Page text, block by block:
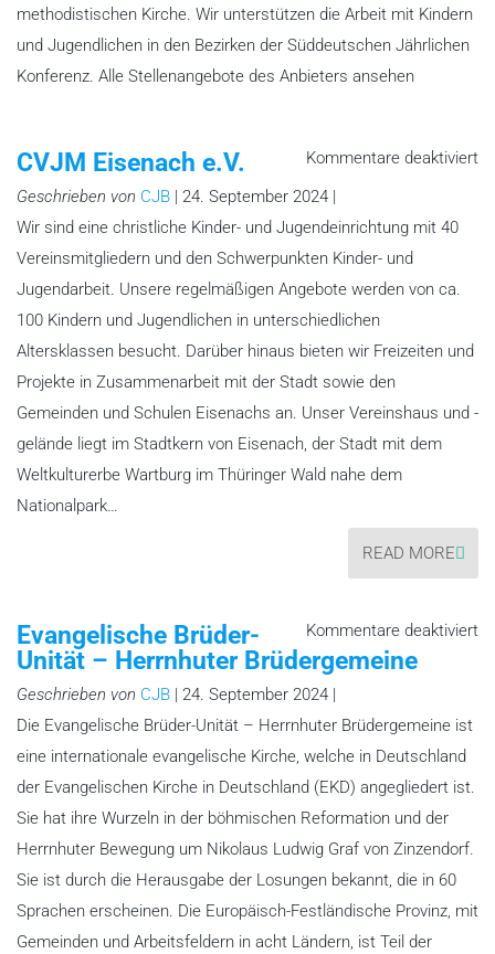
methodistischen Kirche. Wir unterstützen die Arbeit mit Kindern
und Jugendlichen in den Bezirken der Süddeutschen Jährlichen
Konferenz. Alle Stellenangebote des Anbieters ansehen
Kommentare deaktiviert
CVJM Eisenach e.V.
Geschrieben von CJB | 24. September 2024 |
Wir sind eine christliche Kinder- und Jugendeinrichtung mit 40
Vereinsmitgliedern und den Schwerpunkten Kinder- und
Jugendarbeit. Unsere regelmäßigen Angebote werden von ca.
100 Kindern und Jugendlichen in unterschiedlichen
Altersklassen besucht. Darüber hinaus bieten wir Freizeiten und
Projekte in Zusammenarbeit mit der Stadt sowie den
Gemeinden und Schulen Eisenachs an. Unser Vereinshaus und -
gelände liegt im Stadtkern von Eisenach, der Stadt mit dem
Weltkulturerbe Wartburg im Thüringer Wald nahe dem
Nationalpark…
READ MORE
Kommentare deaktiviert
Evangelische Brüder-
Unität – Herrnhuter Brüdergemeine
Geschrieben von CJB | 24. September 2024 |
Die Evangelische Brüder-Unität – Herrnhuter Brüdergemeine ist
eine internationale evangelische Kirche, welche in Deutschland
der Evangelischen Kirche in Deutschland (EKD) angegliedert ist.
Sie hat ihre Wurzeln in der böhmischen Reformation und der
Herrnhuter Bewegung um Nikolaus Ludwig Graf von Zinzendorf.
Sie ist durch die Herausgabe der Losungen bekannt, die in 60
Sprachen erscheinen. Die Europäisch-Festländische Provinz, mit
Gemeinden und Arbeitsfeldern in acht Ländern, ist Teil der